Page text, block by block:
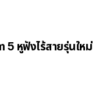
หูฟังไร้สายรุ่นใหม่